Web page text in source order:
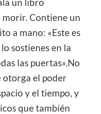
un libro
morir. Contiene un
a mano: «Este es
sostienes en la
las puertas».No
otorga el poder
y el tiempo, y
que también